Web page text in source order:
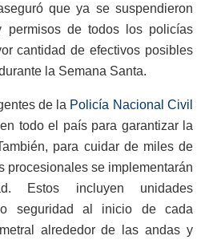
que ya se suspendieron
permisos de todos los policías
cantidad de efectivos posibles
la Semana Santa.
de la Policía Nacional Civil
todo el país para garantizar la
para cuidar de miles de
procesionales se implementarán
Estos incluyen unidades
seguridad al inicio de cada
alrededor de las andas y